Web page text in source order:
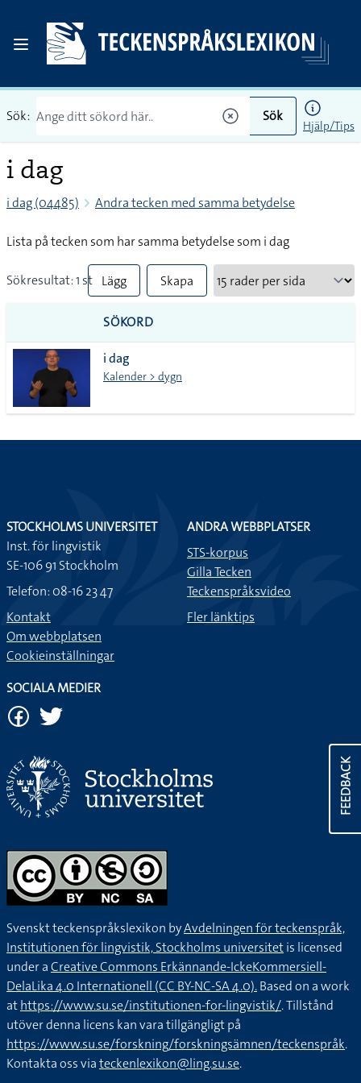
Sök: Sök
Hjälp/Tips
i dag
i dag (04485) Andra tecken med samma betydelse
Lista på tecken som har samma betydelse som i dag
Sökresultat: 1 st Lägg
till
alla i
lista
Skapa
SÖKORD
i dag
Kalender > dygn
FEEDBACK
STOCKHOLMS UNIVERSITET
Inst. för lingvistik
SE-106 91 Stockholm
Telefon: 08-16 23 47
Kontakt
Om webbplatsen
Cookieinställningar
ANDRA WEBBPLATSER
STS-korpus
Gilla Tecken
Teckenspråksvideo
Fler länktips
SOCIALA MEDIER
Svenskt teckenspråkslexikon byAvdelningen för teckenspråk,
Institutionen för lingvistik, Stockholms universitetis licensed
under aCreative Commons Erkännande-IckeKommersiell-
DelaLika 4.0 Internationell (CC BY-NC-SA 4.0).Based on a work
athttps://www.su.se/institutionen-for-lingvistik/. Tillstånd
utöver denna licens kan vara tillgängligt på
https://www.su.se/forskning/forskningsämnen/teckenspråk.
Kontakta oss viateckenlexikon@ling.su.se.